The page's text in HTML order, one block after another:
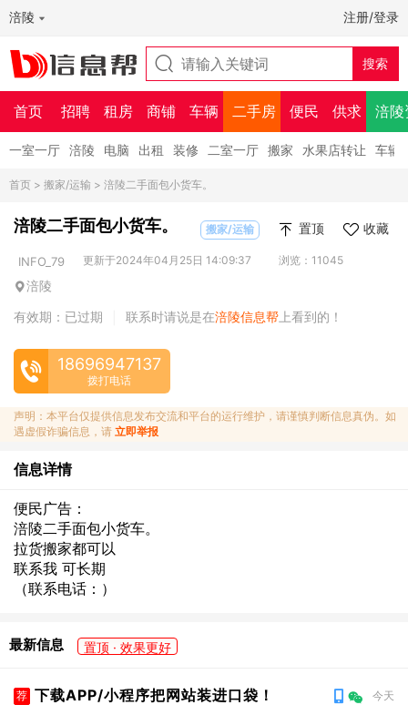
涪陵 注册/登录
首页 招聘 租房 商铺 车辆 二手房 便民 供求 涪陵
一室一厅 涪陵 电脑 出租 装修 二室一厅 搬家 水果店转让 车辆
首页 > 搬家/运输 > 涪陵二手面包小货车。
涪陵二手面包小货车。 搬家/运输 置顶 收藏
INFO_79 更新于2024年04月25日 14:09:37 浏览：11045
涪陵
有效期：已过期
联系时请说是在涪陵信息帮 上看到的！
18696947137
拨打电话
声明：本平台仅提供信息发布交流和平台的运行维护，请谨慎判断信息真伪。如
遇虚假诈骗信息，请 立即举报
信息详情
便民广告：
涪陵二手面包小货车。
拉货搬家都可以
联系我 可长期
（联系电话：）
最新信息 置顶 · 效果更好
荐 下载APP/小程序把网站装进口袋！ 今天